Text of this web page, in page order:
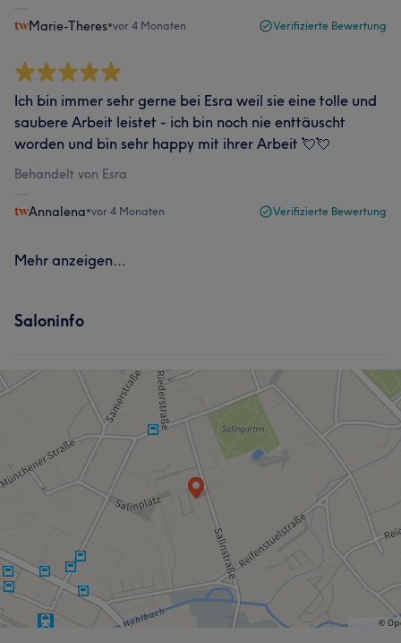
Marie-Theres•vor 4 Monaten Verifizierte Bewertung
Ich bin immer sehr gerne bei Esra weil sie eine tolle und
saubere Arbeit leistet - ich bin noch nie enttäuscht
worden und bin sehr happy mit ihrer Arbeit 💘💘
Behandelt von Esra
Annalena•vor 4 Monaten Verifizierte Bewertung
Mehr anzeigen...
Saloninfo